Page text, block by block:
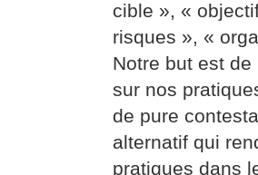
cible », «
risques », «
Notre but est de
sur nos
de pure
alternatif qui
pratiques dans